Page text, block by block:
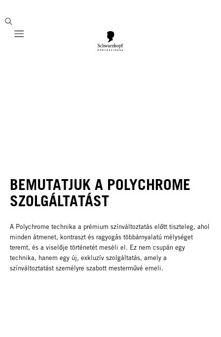
Mobile navigation
BEMUTATJUK A POLYCHROME
SZOLGÁLTATÁST
A Polychrome technika a prémium színváltoztatás előtt tiszteleg, ahol
minden átmenet, kontraszt és ragyogás többárnyalatú mélységet
teremt, és a viselője történetét meséli el. Ez nem csupán egy
technika, hanem egy új, exkluzív szolgáltatás, amely a
színváltoztatást személyre szabott mesterművé emeli.